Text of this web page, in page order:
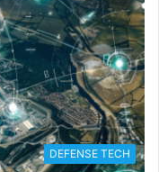
DEFENSE TECH